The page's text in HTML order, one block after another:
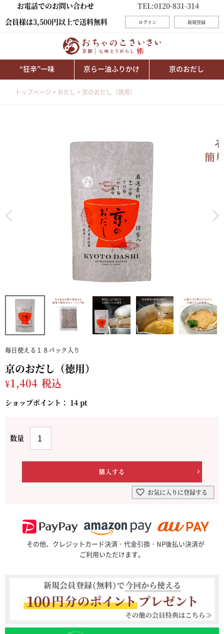
お電話でのお問い合わせ
TEL:0120-831-314
会員様は3,500円以上で送料無料
ログイン 新規登録
“狂辛”一味 京らー油ふりかけ 京のおだし
トップページ おだし 京のおだし（徳用）
毎日使える１８パック入り
京のおだし（徳用）
¥1,404 税込
ショップポイント： 14 pt
お気に入りに登録する
その他、クレジットカード決済・代金引換・NP後払い決済が
ご利用いただけます。